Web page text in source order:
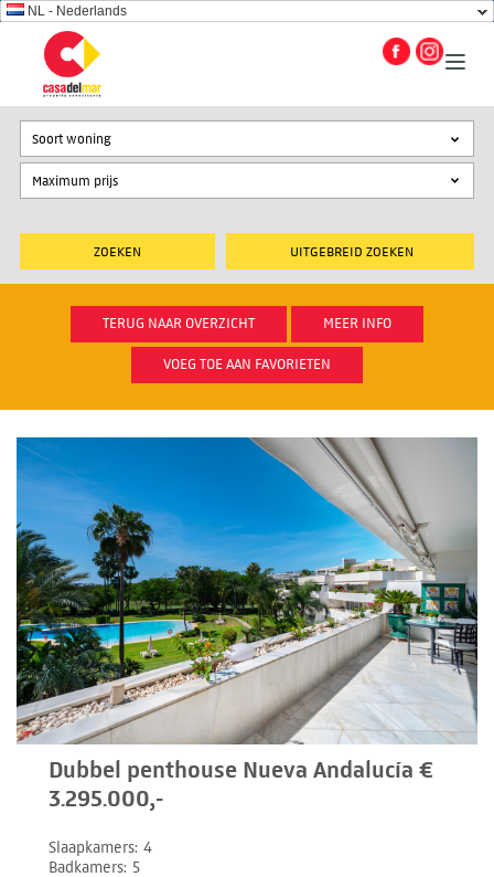
NL - Nederlands
UITGEBREID ZOEKEN
Soort woning
TERUG NAAR OVERZICHT MEER INFO
VOEG TOE AAN FAVORIETEN
Dubbel penthouse Nueva Andalucía €
3.295.000,-
Slaapkamers 4
Badkamers 5